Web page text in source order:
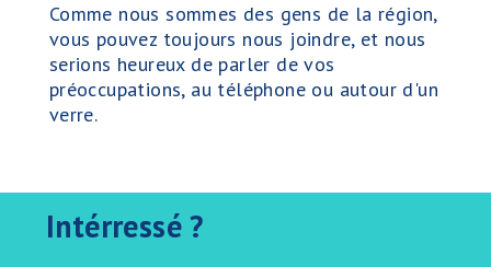
Comme nous sommes des gens de la région,
vous pouvez toujours nous joindre, et nous
serions heureux de parler de vos
préoccupations, au téléphone ou autour d'un
verre.
Intérressé ?